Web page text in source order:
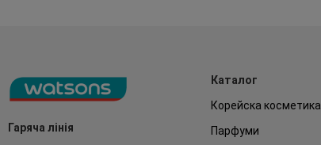
Гаряча лінія
Каталог
Корейска косметика
Парфуми